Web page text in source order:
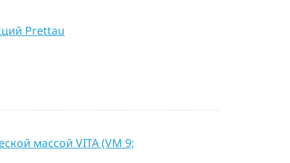
Prettau
массой VITA (VM 9;